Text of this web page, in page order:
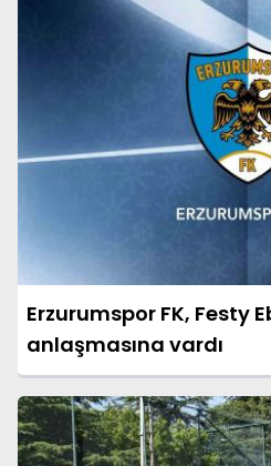
Erzurumspor FK, Festy
anlaşmasına vardı